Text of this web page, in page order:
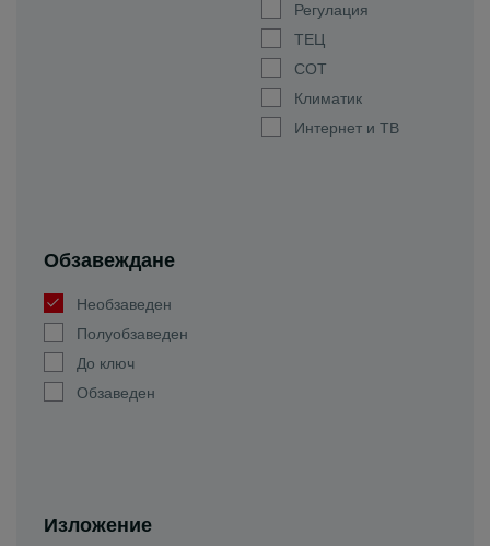
Регулация
ТЕЦ
СОТ
Климатик
Интернет и ТВ
Обзавеждане
Необзаведен
Полуобзаведен
До ключ
Обзаведен
Изложение